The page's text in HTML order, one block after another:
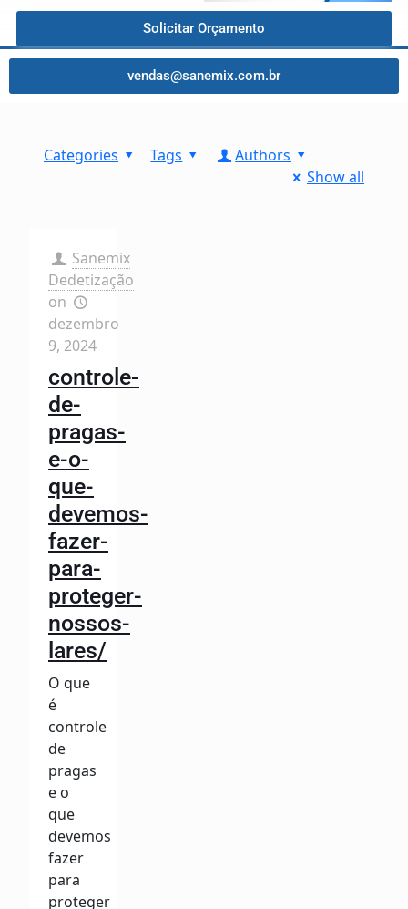
Solicitar Orçamento
vendas@sanemix.com.br
Categories Tags
Authors
Show all
Sanemix
Dedetização
on
dezembro
9, 2024
controle-
de-
pragas-
e-o-
que-
devemos-
fazer-
para-
proteger-
nossos-
lares/
O que
é
controle
de
pragas
e o
que
devemos
fazer
para
proteger